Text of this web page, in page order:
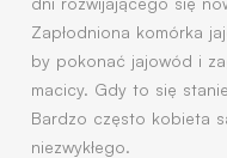
Zapłodniona komórka
by pokonać jajowód i
macicy. Gdy to się
Bardzo często kobieta
niezwykłego.